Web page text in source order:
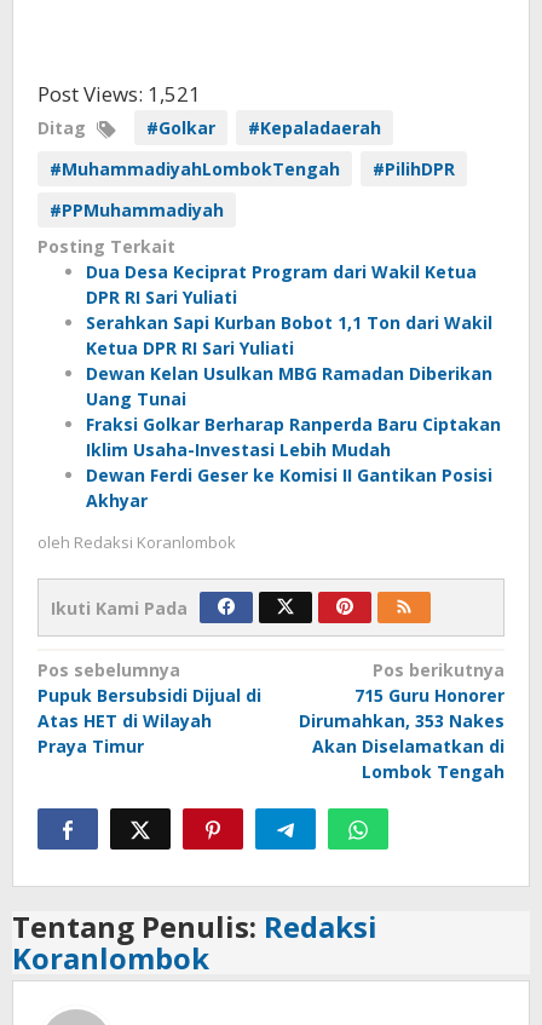
Post Views: 1,521
Ditag #Golkar
#Kepaladaerah
#MuhammadiyahLombokTengah
#PilihDPR
#PPMuhammadiyah
Posting Terkait
Dua Desa Keciprat Program dari Wakil Ketua
DPR RI Sari Yuliati
Serahkan Sapi Kurban Bobot 1,1 Ton dari Wakil
Ketua DPR RI Sari Yuliati
Dewan Kelan Usulkan MBG Ramadan Diberikan
Uang Tunai
Fraksi Golkar Berharap Ranperda Baru Ciptakan
Iklim Usaha-Investasi Lebih Mudah
Dewan Ferdi Geser ke Komisi II Gantikan Posisi
Akhyar
oleh Redaksi Koranlombok
Ikuti Kami Pada
Navigasi
pos
Pos sebelumnya
Pupuk Bersubsidi Dijual di
Atas HET di Wilayah
Praya Timur
Pos berikutnya
715 Guru Honorer
Dirumahkan, 353 Nakes
Akan Diselamatkan di
Lombok Tengah
Tentang Penulis: Redaksi
Koranlombok